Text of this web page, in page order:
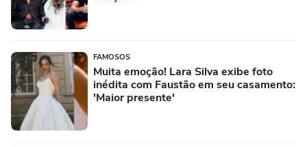
FAMOSOS
Muita emoção! Lara Silva exibe foto
inédita com Faustão em seu casamento:
'Maior presente'